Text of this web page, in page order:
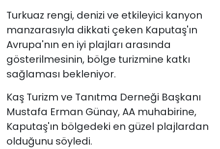
Turkuaz rengi, denizi ve etkileyici kanyon
manzarasıyla dikkati çeken Kaputaş'ın
Avrupa'nın en iyi plajları arasında
gösterilmesinin, bölge turizmine katkı
sağlaması bekleniyor.
Kaş Turizm ve Tanıtma Derneği Başkanı
Mustafa Erman Günay, AA muhabirine,
Kaputaş'ın bölgedeki en güzel plajlardan
olduğunu söyledi.